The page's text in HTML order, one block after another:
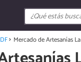
Mercado de Artesanías